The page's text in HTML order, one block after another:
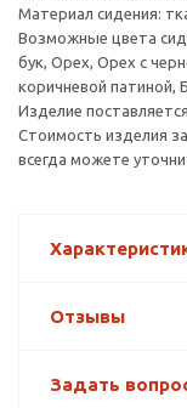
Материал сидения:
Возможные цвета
бук, Орех, Орех с
коричневой патиной,
Изделие
Стоимость изделия
всегда можете
Отзывы
Задать